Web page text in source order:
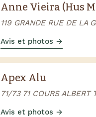
Anne Vieira (Hus
119 GRANDE RUE DE LA
Avis et photos →
Apex Alu
71/73 71 COURS
Avis et photos →